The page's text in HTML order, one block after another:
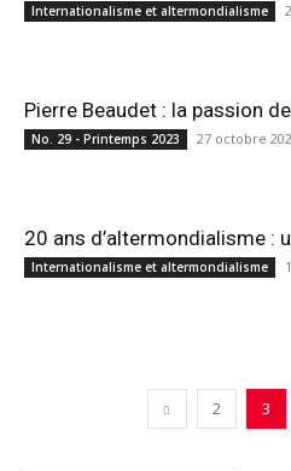
Internationalisme et altermondialisme
Pierre Beaudet : la passion
No. 29 - Printemps 2023 27 octobre
20 ans d’altermondialisme :
Internationalisme et altermondialisme
2 3